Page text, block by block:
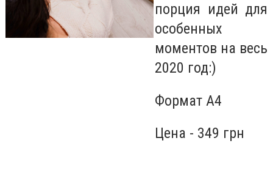
порция идей для
особенных
моментов на весь
2020 год:)
Формат А4
Цена - 349 грн